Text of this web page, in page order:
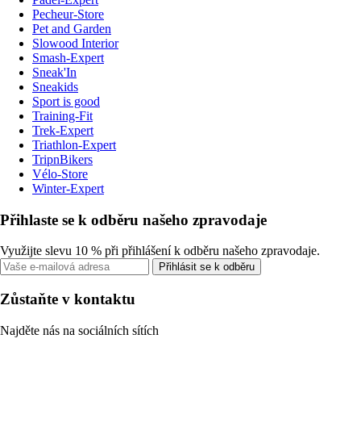
Pecheur-Store
Pet and Garden
Slowood Interior
Smash-Expert
Sneak'In
Sneakids
Sport is good
Training-Fit
Trek-Expert
Triathlon-Expert
TripnBikers
Vélo-Store
Winter-Expert
Přihlaste se k odběru našeho zpravodaje
Využijte slevu 10 % při přihlášení k odběru našeho zpravodaje.
Přihlásit se k odběru
Zůstaňte v kontaktu
Najděte nás na sociálních sítích